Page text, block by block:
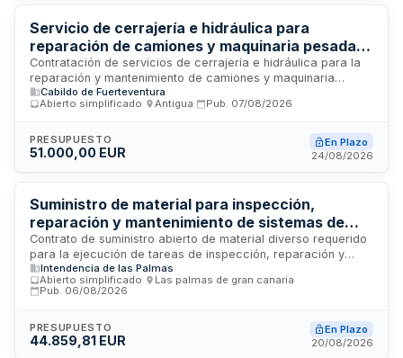
unidad funcional destinada a satisfacer las necesidades de
material de ferretería del municipio.
Servicio de cerrajería e hidráulica para
reparación de camiones y maquinaria pesada
del Cabildo de Fuerteventura
Contratación de servicios de cerrajería e hidráulica para la
reparación y mantenimiento de camiones y maquinaria
pesada del parque móvil del Cabildo de Fuerteventura. El
contrato tiene carácter administrativo conforme a la Ley de
razones técnicas derivadas de la necesidad de coordinación
entre las diferentes prestaciones. La ejecución del servicio
contrato designado por el órgano de contratación.
Cabildo de Fuerteventura
Abierto simplificado
Antigua Pub. 07/08/2026
PRESUPUESTO
51.000,00 EUR
En Plazo
24/08/2026
Suministro de material para inspección,
reparación y mantenimiento de sistemas de
armas en buques de acción marítima - Mando
Naval de Canarias
Contrato de suministro abierto de material diverso requerido
para la ejecución de tareas de inspección, reparación y
mantenimiento de los sistemas de armas integrados en los
buques de acción marítima del Mando Naval de Canarias. El
suministro se realizará mediante entregas parciales según
INCOTERM DDP. La prestación incluye herramientas y
equipos diversos seleccionados del anexo de materiales del
Intendencia de las Palmas
Abierto simplificado
Las palmas de gran canaria
Pub. 06/08/2026
PRESUPUESTO
44.859,81 EUR
En Plazo
20/08/2026